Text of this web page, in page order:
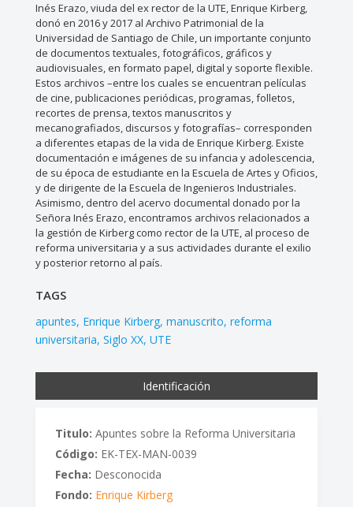
Inés Erazo, viuda del ex rector de la UTE, Enrique Kirberg,
donó en 2016 y 2017 al Archivo Patrimonial de la
Universidad de Santiago de Chile, un importante conjunto
de documentos textuales, fotográficos, gráficos y
audiovisuales, en formato papel, digital y soporte flexible.
Estos archivos –entre los cuales se encuentran películas
de cine, publicaciones periódicas, programas, folletos,
recortes de prensa, textos manuscritos y
mecanografiados, discursos y fotografías– corresponden
a diferentes etapas de la vida de Enrique Kirberg. Existe
documentación e imágenes de su infancia y adolescencia,
de su época de estudiante en la Escuela de Artes y Oficios,
y de dirigente de la Escuela de Ingenieros Industriales.
Asimismo, dentro del acervo documental donado por la
Señora Inés Erazo, encontramos archivos relacionados a
la gestión de Kirberg como rector de la UTE, al proceso de
reforma universitaria y a sus actividades durante el exilio
y posterior retorno al país.
TAGS
apuntes Enrique Kirberg manuscrito reforma
universitaria Siglo XX UTE
Identificación
Titulo: Apuntes sobre la Reforma Universitaria
Código: EK-TEX-MAN-0039
Fecha: Desconocida
Fondo: Enrique Kirberg